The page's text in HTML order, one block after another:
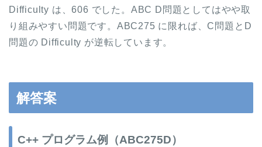
Difficulty は、606 でした。ABC D問題としてはやや取
り組みやすい問題です。ABC275 に限れば、C問題とD
問題の Difficulty が逆転しています。
解答案
C++ プログラム例（ABC275D）